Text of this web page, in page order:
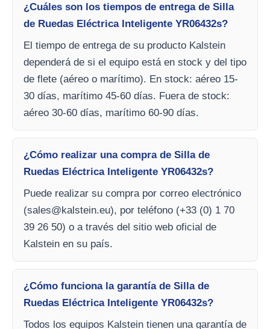
¿Cuáles son los tiempos de entrega de Silla
de Ruedas Eléctrica Inteligente YR06432s?
El tiempo de entrega de su producto Kalstein
dependerá de si el equipo está en stock y del tipo
de flete (aéreo o marítimo). En stock: aéreo 15-
30 días, marítimo 45-60 días. Fuera de stock:
aéreo 30-60 días, marítimo 60-90 días.
¿Cómo realizar una compra de Silla de
Ruedas Eléctrica Inteligente YR06432s?
Puede realizar su compra por correo electrónico
(sales@kalstein.eu), por teléfono (+33 (0) 1 70
39 26 50) o a través del sitio web oficial de
Kalstein en su país.
¿Cómo funciona la garantía de Silla de
Ruedas Eléctrica Inteligente YR06432s?
Todos los equipos Kalstein tienen una garantía de